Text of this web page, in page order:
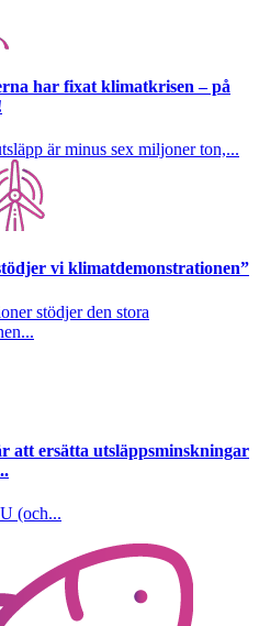
har fixat klimatkrisen – på
är minus sex miljoner ton,...
vi klimatdemonstrationen”
stödjer den stora
att ersätta utsläppsminskningar
(och...